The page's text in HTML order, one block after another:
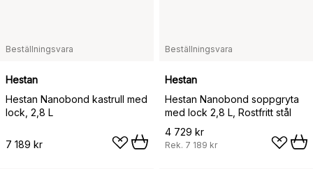
Beställningsvara
Hestan
Hestan Nanobond kastrull med
lock, 2,8 L
7 189 kr
Beställningsvara
Hestan
Hestan Nanobond soppgryta
med lock 2,8 L, Rostfritt stål
4 729 kr
Rek. 7 189 kr